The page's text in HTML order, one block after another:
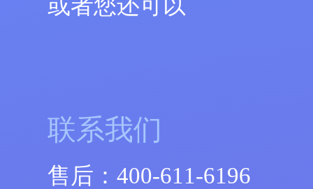
或者您还可以
联系我们
售后：400-611-6196